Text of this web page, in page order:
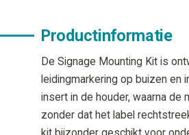
Productinformatie
De Signage Mounting Kit is
leidingmarkering op buizen
insert in de houder, waarna de
zonder dat het label